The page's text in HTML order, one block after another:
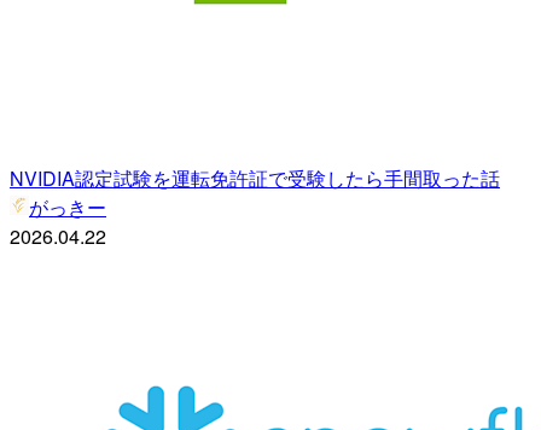
NVIDIA認定試験を運転免許証で受験したら手間取った話
がっきー
2026.04.22